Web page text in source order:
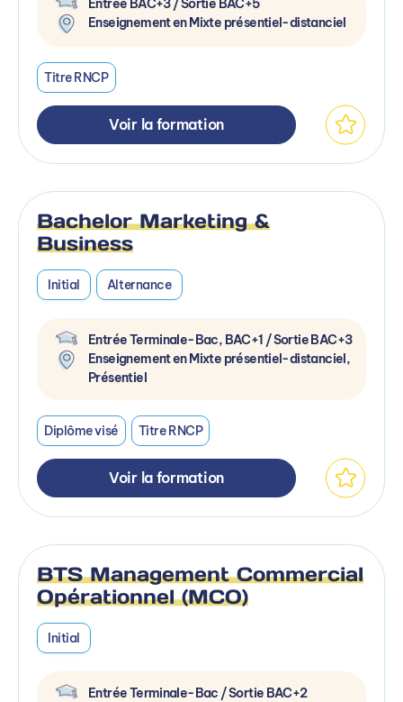
Entrée BAC+3 / Sortie BAC+5
Enseignement en Mixte présentiel-distanciel
Titre RNCP
Voir la formation
Bachelor Marketing &
Business
Initial Alternance
Entrée Terminale-Bac, BAC+1 / Sortie BAC+3
Enseignement en Mixte présentiel-distanciel,
Présentiel
Diplôme visé Titre RNCP
Voir la formation
BTS Management Commercial
Opérationnel (MCO)
Initial
Entrée Terminale-Bac / Sortie BAC+2